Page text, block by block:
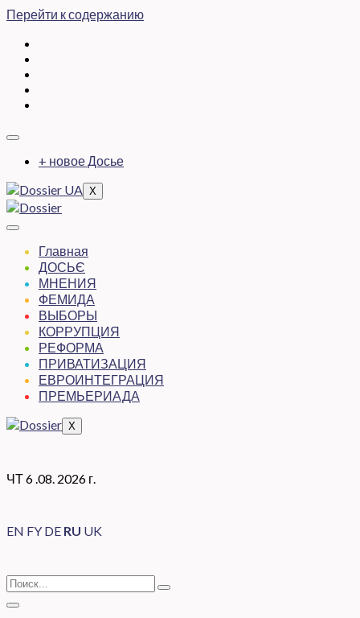
Перейти к содержанию
+ новое Досье
X
Главная
ДОСЬЄ
МНЕНИЯ
ФЕМИДА
ВЫБОРЫ
КОРРУПЦИЯ
РЕФОРМА
ПРИВАТИЗАЦИЯ
ЕВРОИНТЕГРАЦИЯ
ПРЕМЬЕРИАДА
X
ЧТ 6 .08. 2026 г.
EN FY DE RU UK